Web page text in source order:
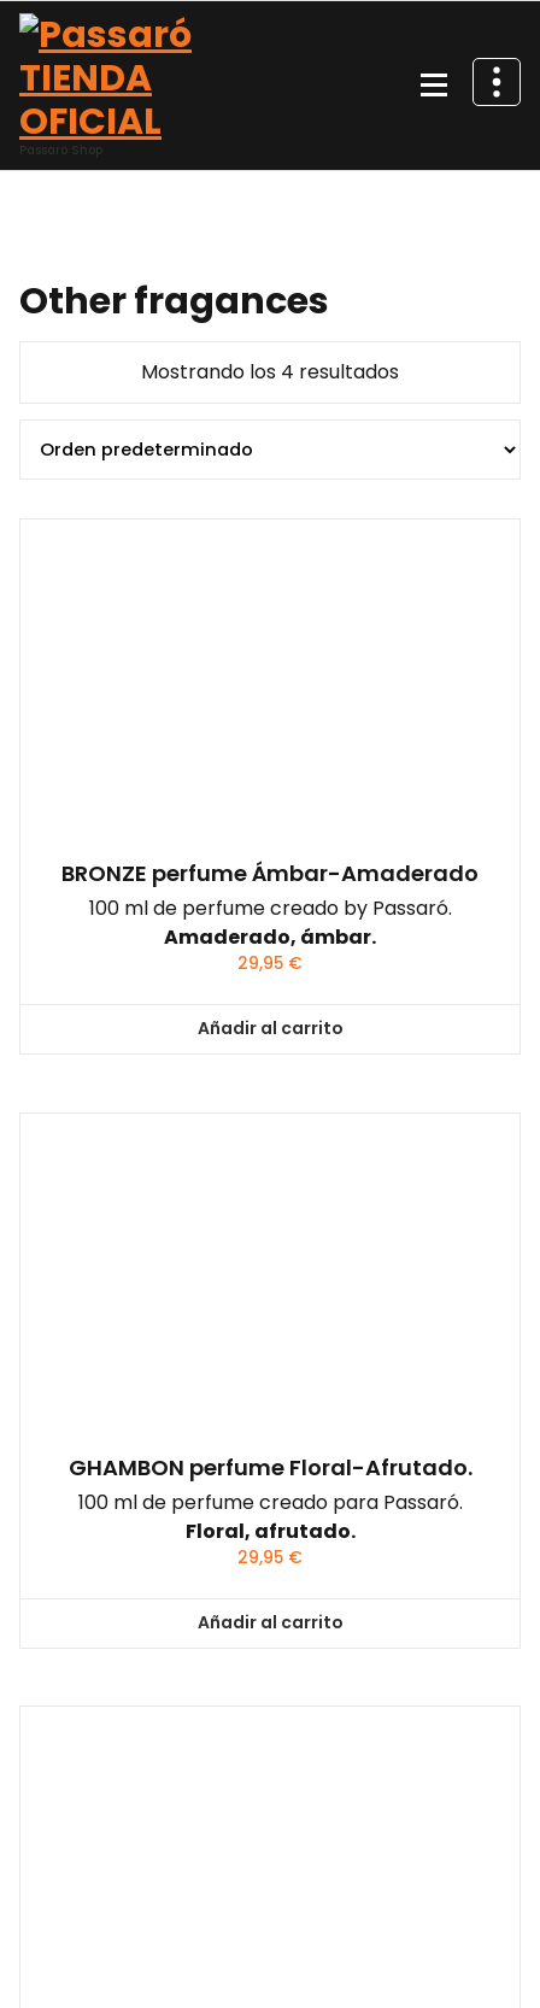
Saltar
contenido
Passaro Shop
Other fragances
Mostrando los 4 resultados
BRONZE perfume Ámbar-Amaderado
100 ml de perfume creado by Passaró.
Amaderado, ámbar.
29,95 €
Añadir al carrito
GHAMBON perfume Floral-Afrutado.
100 ml de perfume creado para Passaró.
Floral, afrutado.
29,95 €
Añadir al carrito